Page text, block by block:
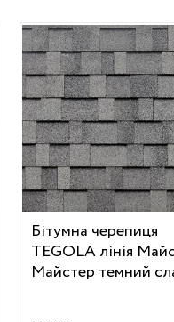
Бітумна черепиця
TEGOLA лінія
Майстер темний